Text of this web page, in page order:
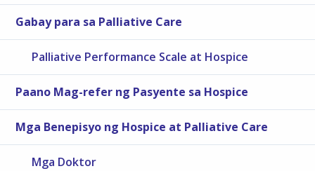
Gabay para sa Palliative Care
Palliative Performance Scale at Hospice
Paano Mag-refer ng Pasyente sa Hospice
Mga Benepisyo ng Hospice at Palliative Care
Mga Doktor